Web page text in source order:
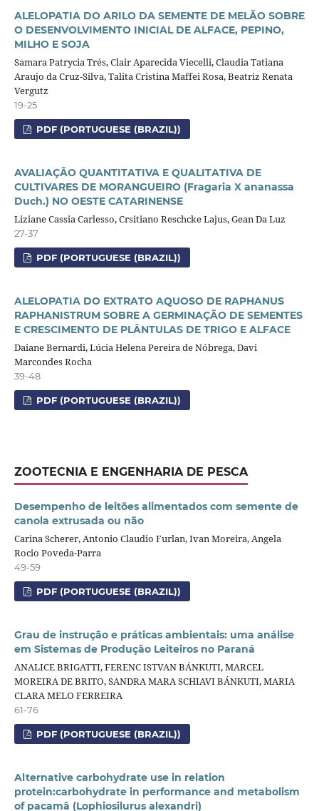
ALELOPATIA DO ARILO DA SEMENTE DE MELÃO SOBRE
O DESENVOLVIMENTO INICIAL DE ALFACE, PEPINO,
MILHO E SOJA
Samara Patrycia Trés, Clair Aparecida Viecelli, Claudia Tatiana
Araujo da Cruz-Silva, Talita Cristina Maffei Rosa, Beatriz Renata
Vergutz
19-25
PDF (PORTUGUESE (BRAZIL))
AVALIAÇÃO QUANTITATIVA E QUALITATIVA DE
CULTIVARES DE MORANGUEIRO (Fragaria X ananassa
Duch.) NO OESTE CATARINENSE
Liziane Cassia Carlesso, Crsitiano Reschcke Lajus, Gean Da Luz
27-37
PDF (PORTUGUESE (BRAZIL))
ALELOPATIA DO EXTRATO AQUOSO DE RAPHANUS
RAPHANISTRUM SOBRE A GERMINAÇÃO DE SEMENTES
E CRESCIMENTO DE PLÂNTULAS DE TRIGO E ALFACE
Daiane Bernardi, Lúcia Helena Pereira de Nóbrega, Davi
Marcondes Rocha
39-48
PDF (PORTUGUESE (BRAZIL))
ZOOTECNIA E ENGENHARIA DE PESCA
Desempenho de leitões alimentados com semente de
canola extrusada ou não
Carina Scherer, Antonio Claudio Furlan, Ivan Moreira, Angela
Rocio Poveda-Parra
49-59
PDF (PORTUGUESE (BRAZIL))
Grau de instrução e práticas ambientais: uma análise
em Sistemas de Produção Leiteiros no Paraná
ANALICE BRIGATTI, FERENC ISTVAN BÁNKUTI, MARCEL
MOREIRA DE BRITO, SANDRA MARA SCHIAVI BÁNKUTI, MARIA
CLARA MELO FERREIRA
61-76
PDF (PORTUGUESE (BRAZIL))
Alternative carbohydrate use in relation
protein:carbohydrate in performance and metabolism
of pacamã (Lophiosilurus alexandri)